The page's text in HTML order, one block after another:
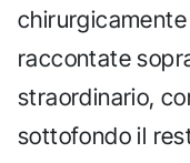
raccontate
straordinario,
sottofondo il